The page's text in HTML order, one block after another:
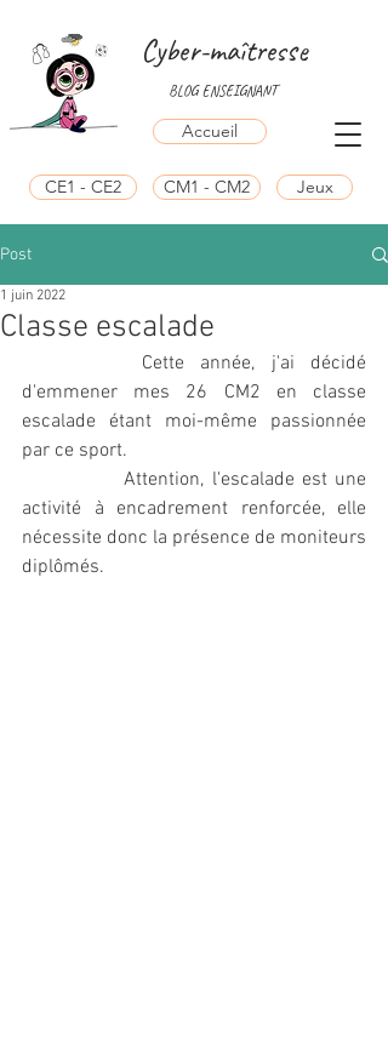
Cyber-maîtresse
BLOG ENSEIGNANT
Accueil
CE1 - CE2 CM1 - CM2 Jeux
Post
Classe escalade
1 juin 2022
d'emmener mes 26 CM2 en classe
escalade étant moi-même passionnée
par ce sport.
		Attention, l'escalade est une
activité à encadrement renforcée, elle
nécessite donc la présence de moniteurs
diplômés.